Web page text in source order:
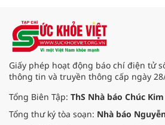
Giấy phép hoạt động báo chí điện tử
thông tin và truyền thông cấp ngày
Tổng Biên Tập: ThS Nhà báo Chúc
Tổng thư ký tòa soạn: Nhà báo